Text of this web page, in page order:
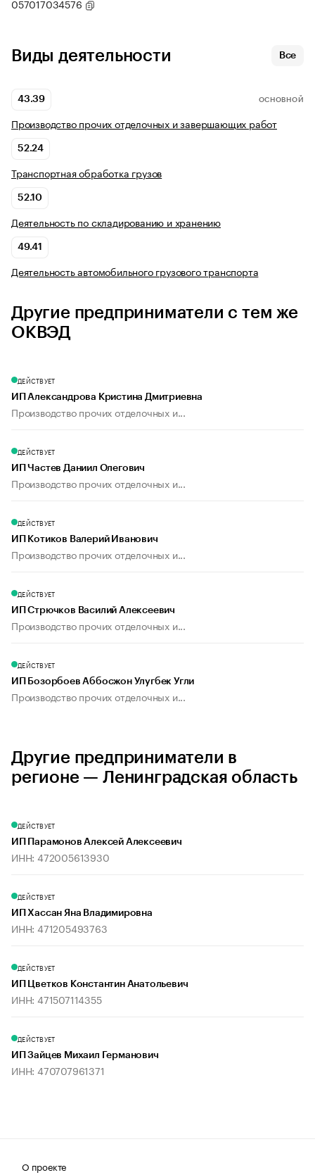
057017034576
Виды деятельности Все
43.39 ОСНОВНОЙ
Производство прочих отделочных и завершающих работ
52.24
Транспортная обработка грузов
52.10
Деятельность по складированию и хранению
49.41
Деятельность автомобильного грузового транспорта
Другие предприниматели с тем же
ОКВЭД
ДЕЙСТВУЕТ
ИП Александрова Кристина Дмитриевна
Производство прочих отделочных и...
ДЕЙСТВУЕТ
ИП Частев Даниил Олегович
Производство прочих отделочных и...
ДЕЙСТВУЕТ
ИП Котиков Валерий Иванович
Производство прочих отделочных и...
ДЕЙСТВУЕТ
ИП Стрючков Василий Алексеевич
Производство прочих отделочных и...
ДЕЙСТВУЕТ
ИП Бозорбоев Аббосжон Улугбек Угли
Производство прочих отделочных и...
Другие предприниматели в
регионе — Ленинградская область
ДЕЙСТВУЕТ
ИП Парамонов Алексей Алексеевич
ИНН: 472005613930
ДЕЙСТВУЕТ
ИП Хассан Яна Владимировна
ИНН: 471205493763
ДЕЙСТВУЕТ
ИП Цветков Константин Анатольевич
ИНН: 471507114355
ДЕЙСТВУЕТ
ИП Зайцев Михаил Германович
ИНН: 470707961371
О проекте